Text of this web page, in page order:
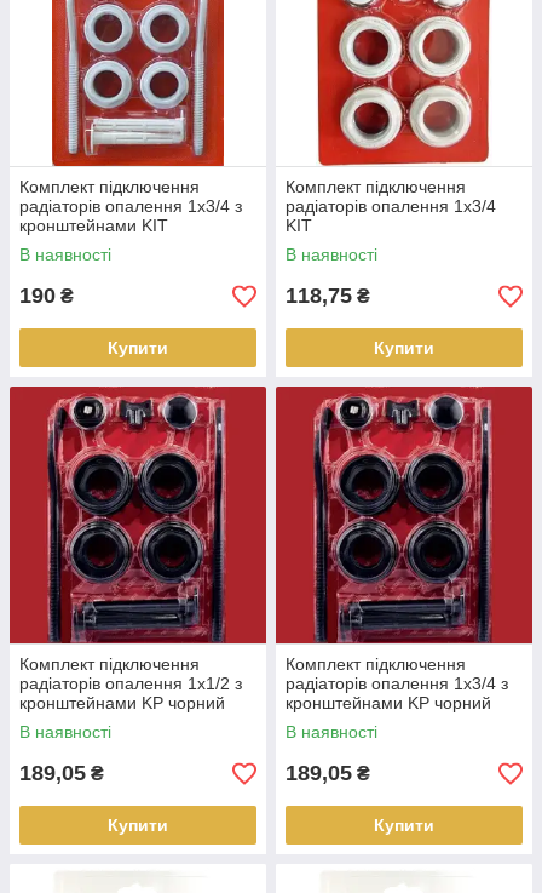
Комплект підключення
радіаторів опалення 1х3/4 з
кронштейнами KIT
В наявності
190 ₴
Купити
Комплект підключення
радіаторів опалення 1х3/4
KIT
В наявності
118,75 ₴
Купити
Комплект підключення
радіаторів опалення 1х1/2 з
кронштейнами KP чорний
В наявності
189,05 ₴
Купити
Комплект підключення
радіаторів опалення 1х3/4 з
кронштейнами KP чорний
В наявності
189,05 ₴
Купити